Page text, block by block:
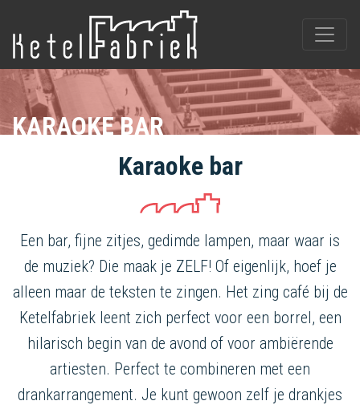
KARAOKE BAR
Karaoke bar
Een bar, fijne zitjes, gedimde lampen, maar waar is
de muziek? Die maak je ZELF! Of eigenlijk, hoef je
alleen maar de teksten te zingen. Het zing café bij de
Ketelfabriek leent zich perfect voor een borrel, een
hilarisch begin van de avond of voor ambiërende
artiesten. Perfect te combineren met een
drankarrangement. Je kunt gewoon zelf je drankjes